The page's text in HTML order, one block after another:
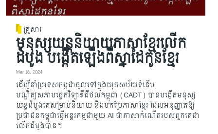
គ្រួសារ
មនុស្សយន្តនិយាយភាសាខ្មែរ​​លើក
ដំបូង បង្កើតឡើងពីស្នាដៃកូនខ្មែរ
Mar 18, 2024
​ដើម្បីនាំប្រទេសកម្ពុជាចូលទៅក្នុងយុគសម័យទំនើប
បណ្ឌិត្យសភាបច្ចេកវិទ្យាឌីជីថលកម្ពុជា (CADT) បានបង្កើតមនុស្ស
យន្តដំបូងគេសម្រាប់និយាយ និងបកប្រែភាសាខ្មែរ ដែលអនុញ្ញាតឱ្យ
ប្រជាជនកម្ពុជាធ្វើអន្តរកម្មជាមួយ AI ជា​ភាសាកំណើតរបស់ពួកគេជា
លើកដំបូងបាន​។